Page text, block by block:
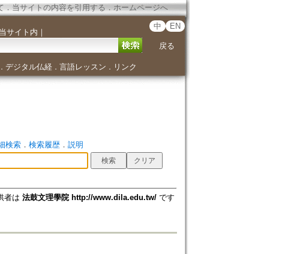
．当サイトの内容を引用する ． ホームページへ
当サイト内 ｜
中 EN
戻る
． デジタル仏経． 言語レッスン ． リンク
検索． 検索履歴． 説明
者は 法鼓文理學院 http://www.dila.edu.tw/です